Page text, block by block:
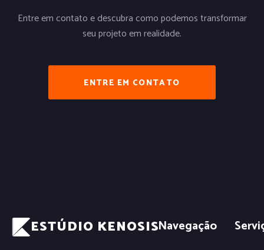
Entre em contato e descubra como podemos transformar
seu projeto em realidade.
ENTRE EM CONTATO
ESTÚDIO KENOSISNavegação